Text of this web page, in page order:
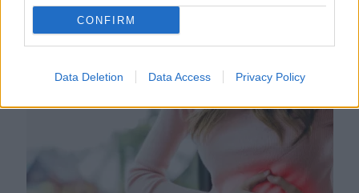
CONFIRM
Data Deletion Data Access Privacy Policy
Egyre több embernél jelentkezik ez a hiányállapot – az
első jelek szinte észrevehetetlenek